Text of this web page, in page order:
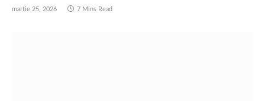
martie 25, 2026 7 Mins Read